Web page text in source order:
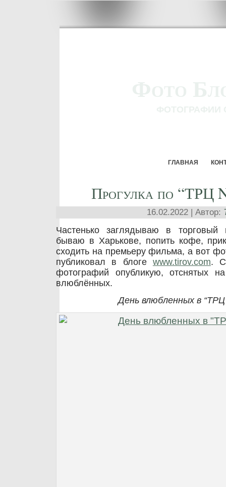
ГЛАВНАЯ
Прогулка по “ТРЦ
16.02.2022 | Автор:
Частенько заглядываю в торговый
бываю в Харькове, попить кофе,
сходить на премьеру фильма, а вот
публиковал в блоге www.tirov.com.
фотографий опубликую, отснятых
влюблённых.
День влюбленных в “ТРЦ